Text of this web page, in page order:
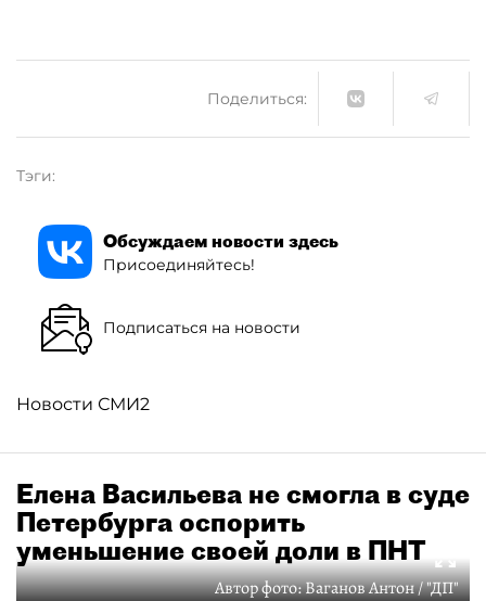
Поделиться:
Тэги:
Обсуждаем новости здесь
Присоединяйтесь!
Подписаться на новости
Новости СМИ2
Елена Васильева не смогла в суде
Петербурга оспорить
уменьшение своей доли в ПНТ
Автор фото:Ваганов Антон / "ДП"